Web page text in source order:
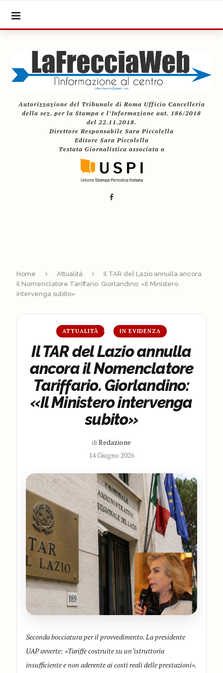
Autorizzazione del Tribunale di Roma Ufficio Cancelleria
della sez. per la Stampa e l’Informazione aut. 186/2018
del 22.11.2018.
Direttore Responsabile Sara Piccolella
Editore Sara Piccolella
Testata Giornalistica associata a
Home Attualità
Il TAR del Lazio annulla ancora
il Nomenclatore Tariffario. Giorlandino: «Il Ministero
intervenga subito»
ATTUALITÀ IN EVIDENZA
Il TAR del Lazio annulla
ancora il Nomenclatore
Tariffario. Giorlandino:
«Il Ministero intervenga
subito»
diRedazione
14 Giugno 2026
Seconda bocciatura per il provvedimento. La presidente
UAP avverte: «Tariffe costruite su un’istruttoria
insufficiente e non aderente ai costi reali delle prestazioni».